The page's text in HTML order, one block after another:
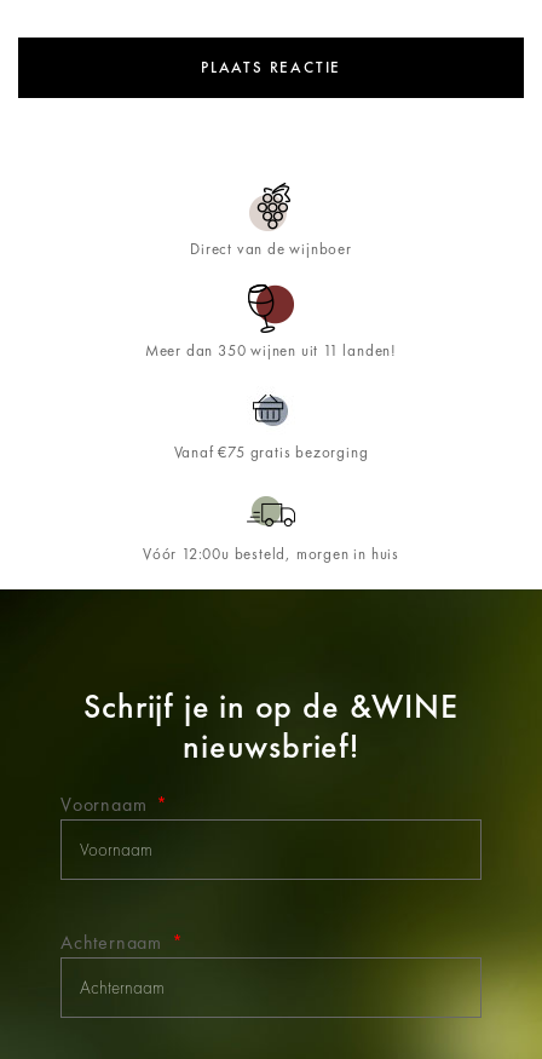
Direct van de wijnboer
Meer dan 350 wijnen uit 11 landen!
Vanaf €75 gratis bezorging
Vóór 12:00u besteld, morgen in huis
Schrijf je in op de &WINE
nieuwsbrief!
Voornaam
Achternaam